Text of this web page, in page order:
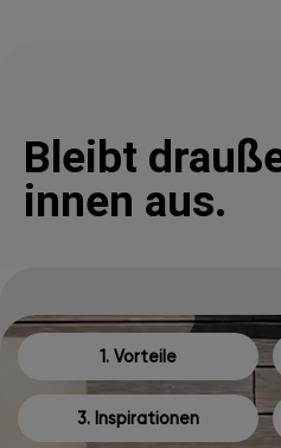
Bleibt
innen aus.
1. Vorteile
3. Inspirationen